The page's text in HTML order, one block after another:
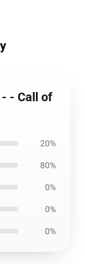
- Call of
20%
80%
0%
0%
0%